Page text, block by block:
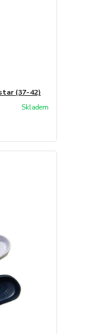
(37-42)
Skladem